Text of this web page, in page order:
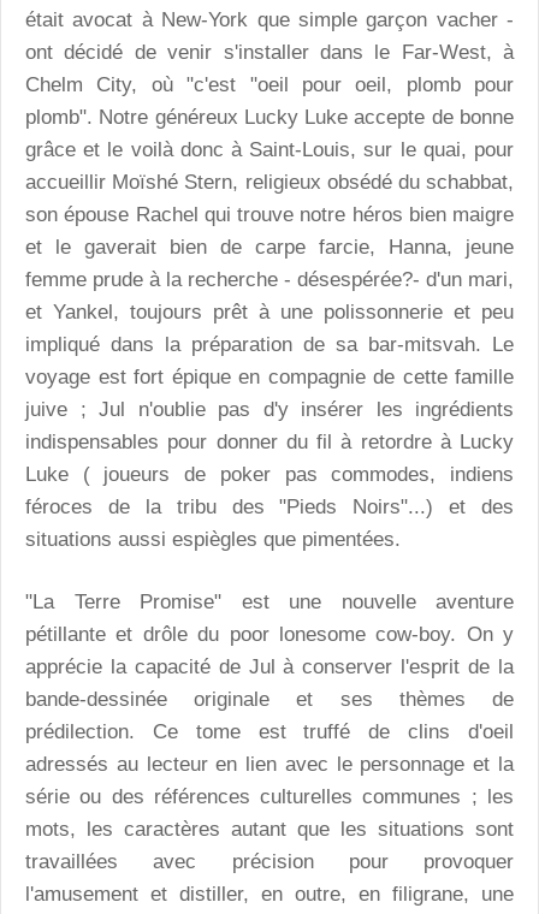
était avocat à New-York que simple garçon vacher -
ont décidé de venir s'installer dans le Far-West, à
Chelm City, où "c'est "oeil pour oeil, plomb pour
plomb". Notre généreux Lucky Luke accepte de bonne
grâce et le voilà donc à Saint-Louis, sur le quai, pour
accueillir Moïshé Stern, religieux obsédé du schabbat,
son épouse Rachel qui trouve notre héros bien maigre
et le gaverait bien de carpe farcie, Hanna, jeune
femme prude à la recherche - désespérée?- d'un mari,
et Yankel, toujours prêt à une polissonnerie et peu
impliqué dans la préparation de sa bar-mitsvah. Le
voyage est fort épique en compagnie de cette famille
juive ; Jul n'oublie pas d'y insérer les ingrédients
indispensables pour donner du fil à retordre à Lucky
Luke ( joueurs de poker pas commodes, indiens
féroces de la tribu des "Pieds Noirs"...) et des
situations aussi espiègles que pimentées.
"La Terre Promise" est une nouvelle aventure
pétillante et drôle du poor lonesome cow-boy. On y
apprécie la capacité de Jul à conserver l'esprit de la
bande-dessinée originale et ses thèmes de
prédilection. Ce tome est truffé de clins d'oeil
adressés au lecteur en lien avec le personnage et la
série ou des références culturelles communes ; les
mots, les caractères autant que les situations sont
travaillées avec précision pour provoquer
l'amusement et distiller, en outre, en filigrane, une